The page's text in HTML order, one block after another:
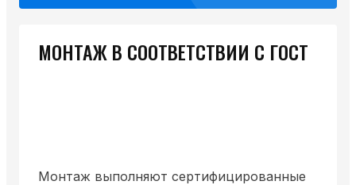
МОНТАЖ В СООТВЕТСТВИИ С ГОСТ
Монтаж выполняют сертифицированные